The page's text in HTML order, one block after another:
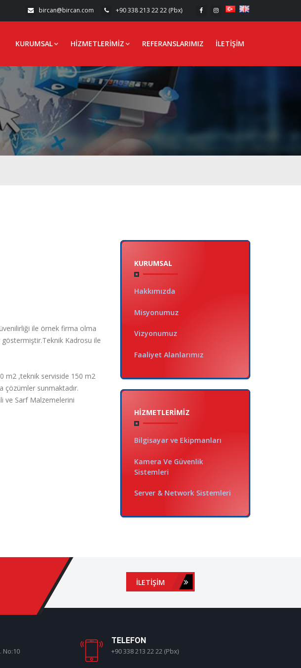
bircan@bircan.com +90 338 213 22 22 (Pbx)
KURUMSAL HIZMETLERIMIZ REFERANSLARIMIZ İLETIŞIM
ile örnek firma olma
göstermiştir.Teknik Kadrosu ile
m2 ,teknik serviside 150 m2
çözümler sunmaktadır.
ve Sarf Malzemelerini
KURUMSAL
Hakkımızda
Misyonumuz
Vizyonumuz
Faaliyet Alanlarımız
HIZMETLERIMIZ
Bilgisayar ve Ekipmanları
Kamera Ve Güvenlik
Sistemleri
Server & Network Sistemleri
İLETIŞIM
No:10
TELEFON
+90 338 213 22 22 (Pbx)